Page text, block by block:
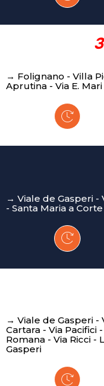
→ Folignano - Villa
Aprutina - Via E.
→ Viale de Gasperi -
- Santa Maria a
→ Viale de Gasperi -
Cartara - Via Pacifici
Romana - Via Ricci -
Gasperi